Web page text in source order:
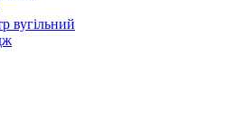
вугільний